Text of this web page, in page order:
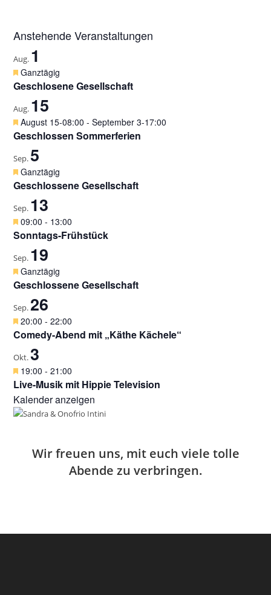
Anstehende Veranstaltungen
Aug. 1
H
e
v
o
r
g
h
o
b
n
Ganztägig
Geschlosene Gesellschaft
Aug. 15
H
e
v
o
r
g
h
o
b
n
August 15-08:00 -September 3-17:00
Geschlossen Sommerferien
Sep.5
H
e
v
o
r
g
h
o
b
n
Ganztägig
Geschlossene Gesellschaft
Sep. 13
H
e
v
o
r
g
h
o
b
n
09:00 - 13:00
Sonntags-Frühstück
Sep. 19
H
e
v
o
r
g
h
o
b
e
n
Ganztägig
Geschlossene Gesellschaft
Sep.26
H
e
v
o
r
g
e
h
20:00 -22:00
Comedy-Abend mit „Käthe Kächele“
Okt. 3
H
e
v
o
19:00 -21:00
Live-Musik mit Hippie Television
Kalender anzeigen
Wir freuen uns, mit euch viele tolle
Abende zu verbringen.